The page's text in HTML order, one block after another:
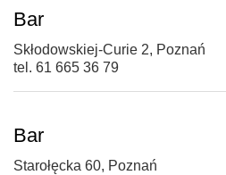
Bar
Skłodowskiej-Curie 2, Poznań
tel. 61 665 36 79
Bar
Starołęcka 60, Poznań